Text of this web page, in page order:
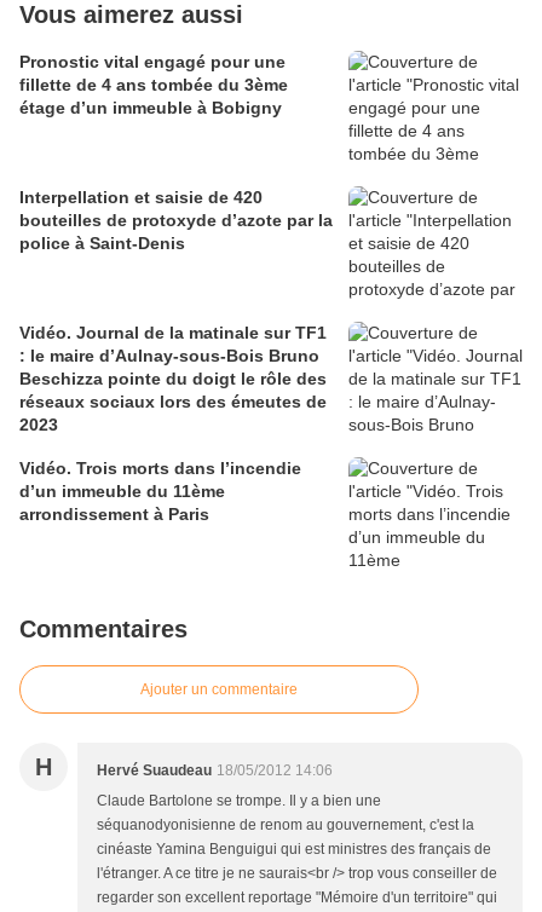
Vous aimerez aussi
Pronostic vital engagé pour une
fillette de 4 ans tombée du 3ème
étage d’un immeuble à Bobigny
Interpellation et saisie de 420
bouteilles de protoxyde d’azote par la
police à Saint-Denis
Vidéo. Journal de la matinale sur TF1
: le maire d’Aulnay-sous-Bois Bruno
Beschizza pointe du doigt le rôle des
réseaux sociaux lors des émeutes de
2023
Vidéo. Trois morts dans l’incendie
d’un immeuble du 11ème
arrondissement à Paris
Commentaires
Ajouter un commentaire
H Hervé Suaudeau 18/05/2012 14:06
Claude Bartolone se trompe. Il y a bien une
séquanodyonisienne de renom au gouvernement, c'est la
cinéaste Yamina Benguigui qui est ministres des français de
l'étranger. A ce titre je ne saurais<br /> trop vous conseiller de
regarder son excellent reportage "Mémoire d'un territoire" qui